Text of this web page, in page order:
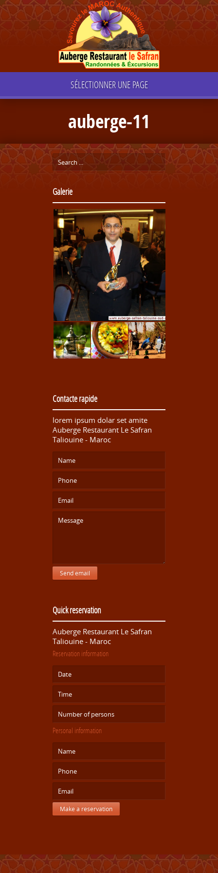
SÉLECTIONNER UNE PAGE
auberge-11
Galerie
Contacte rapide
lorem ipsum dolar set amite
Auberge Restaurant Le Safran
Taliouine - Maroc
Send email
Quick reservation
Auberge Restaurant Le Safran
Taliouine - Maroc
Reservation information
Personal information
Make a reservation